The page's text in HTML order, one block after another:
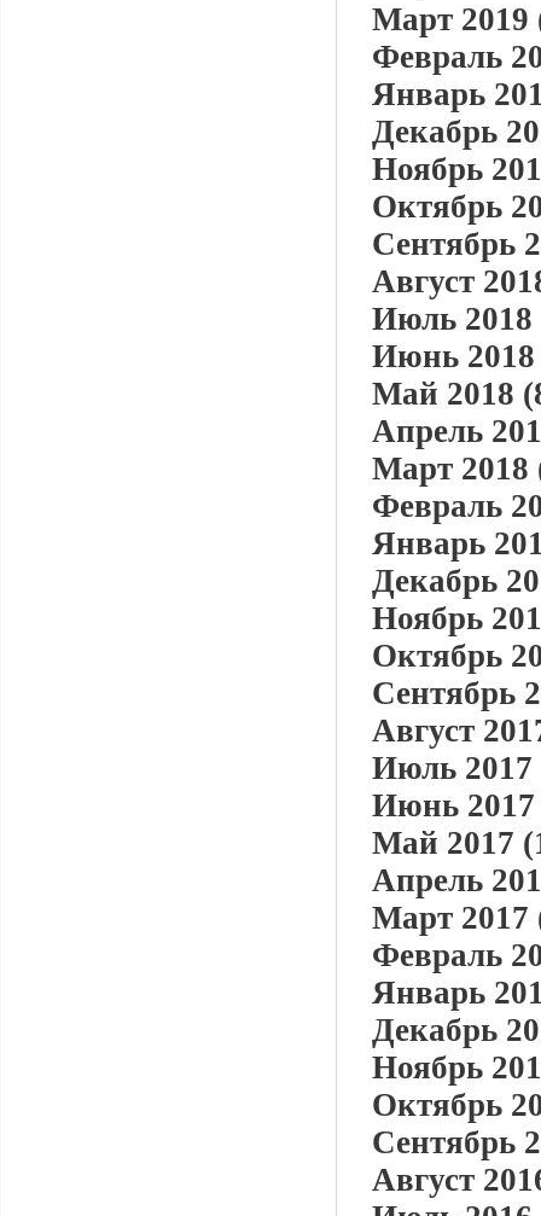
Март 2019
Февраль
Январь
Декабрь
Ноябрь
Октябрь
Сентябрь
Август
Июль 2018
Июнь 2018
Май 2018
Апрель
Март 2018
Февраль
Январь
Декабрь
Ноябрь
Октябрь
Сентябрь
Август
Июль 2017
Июнь 2017
Май 2017
Апрель
Март 2017
Февраль
Январь
Декабрь
Ноябрь
Октябрь
Сентябрь
Август